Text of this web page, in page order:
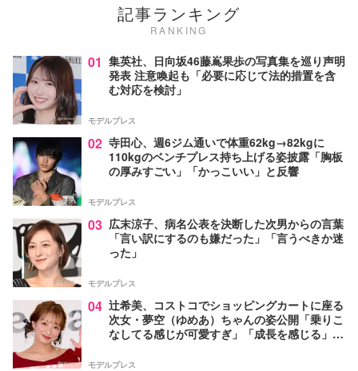
記事ランキング
RANKING
01 集英社、日向坂46藤嶌果歩の写真集を巡り声明
発表 注意喚起も「必要に応じて法的措置を含
む対応を検討」
モデルプレス
02 寺田心、週6ジム通いで体重62kg→82kgに
110kgのベンチプレス持ち上げる姿披露「胸板
の厚みすごい」「かっこいい」と反響
モデルプレス
03 広末涼子、病名公表を決断した次男からの言葉
「言い訳にするのも嫌だった」「言うべきか迷
った」
モデルプレス
04 辻希美、コストコでショッピングカートに座る
次女・夢空（ゆめあ）ちゃんの姿公開「乗りこ
なしてる感じが可愛すぎ」「成長を感じる」の
モデルプレス